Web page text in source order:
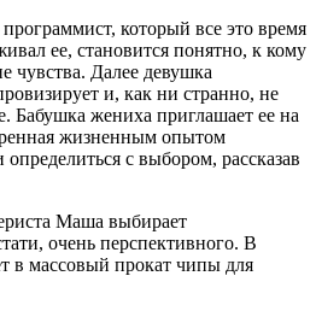
который все это время
ее, становится понятно, к кому
чувства. Далее девушка
и, как ни странно, не
Бабушка жениха приглашает ее на
жизненным опытом
с выбором, рассказав
Маша выбирает
очень перспективного. В
в массовый прокат чипы для